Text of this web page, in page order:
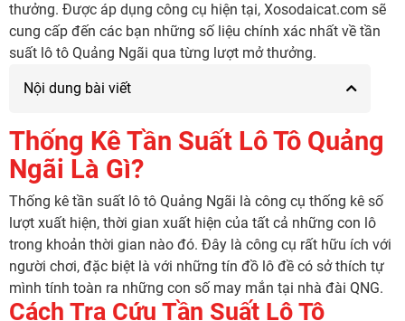
thưởng. Được áp dụng công cụ hiện tại, Xosodaicat.com sẽ
cung cấp đến các bạn những số liệu chính xác nhất về tần
suất lô tô Quảng Ngãi qua từng lượt mở thưởng.
Nội dung bài viết
Thống Kê Tần Suất Lô Tô Quảng
Ngãi Là Gì?
Thống kê tần suất lô tô Quảng Ngãi là công cụ thống kê số
lượt xuất hiện, thời gian xuất hiện của tất cả những con lô
trong khoản thời gian nào đó. Đây là công cụ rất hữu ích với
người chơi, đặc biệt là với những tín đồ lô đề có sở thích tự
mình tính toàn ra những con số may mắn tại nhà đài QNG.
Cách Tra Cứu Tần Suất Lô Tô